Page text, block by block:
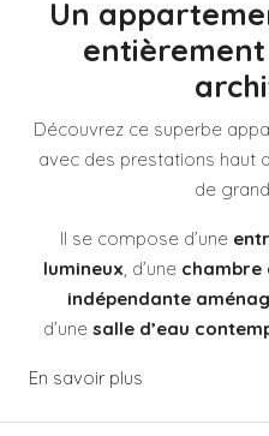
Un
Découvrez ce superbe
avec des prestations haut
de
Il se compose d’une
lumineux , d’une
indépendante
d’une salle d’eau
En savoir plus